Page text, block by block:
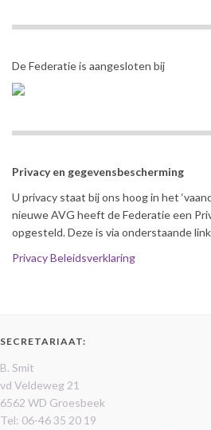
De Federatie is aangesloten bij
Privacy en gegevensbescherming
U privacy staat bij ons hoog in het
nieuwe AVG heeft de Federatie een
opgesteld. Deze is via onderstaande
Privacy Beleidsverklaring
SECRETARIAAT:
B. Smit
vd Veldeweg 21
6562 WD Groesbeek
Tel: 06-46 35 20 19